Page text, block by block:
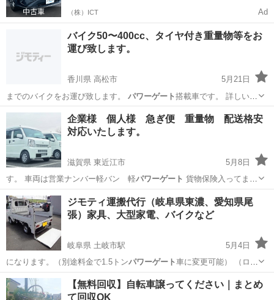
（株）ICT Ad
バイク50〜400cc、タイヤ付き重量物等をお
運び致します。
香川県 高松市
5月21日
までのバイクをお運び致します。 パワーゲート搭載車です。 詳しいお
見…
香川 高松市 運搬代行 パワーゲート
企業様 個人様 急ぎ便 重量物 配送格安
対応いたします。
滋賀県 東近江市
5月8日
す。 車両は営業ナンバー軽バン 軽パワーゲート 貨物保険入ってま
す。
滋賀 東近江市 運搬代行 料金
ジモティ運搬代行（岐阜県東濃、愛知県尾
張）家具、大型家電、バイクなど
岐阜県 土岐市駅
5月4日
になります。（別途料金で1.5トンパワーゲート車に変更可能） （ロー
プ、固定ベ…
岐阜 土岐市 土岐市駅 運搬代行 無料
【無料回収】自転車譲ってください｜まとめ
て回収OK